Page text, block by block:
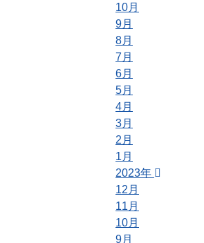
10月
9月
8月
7月
6月
5月
4月
3月
2月
1月
2023年
12月
11月
10月
9月